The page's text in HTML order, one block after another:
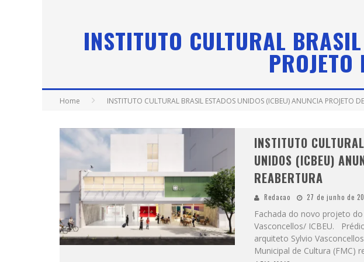
INSTITUTO CULTURAL
PROJETO
Home INSTITUTO CULTURAL BRASIL ESTADOS UNIDOS (ICBEU) ANUNCIA PROJETO
INSTITUTO
UNIDOS (ICBEU)
REABERTURA
Redacao 27 de junho de
Fachada do novo projeto do
Vasconcellos/ ICBEU.
arquiteto Sylvio
Municipal de Cultura (FMC)